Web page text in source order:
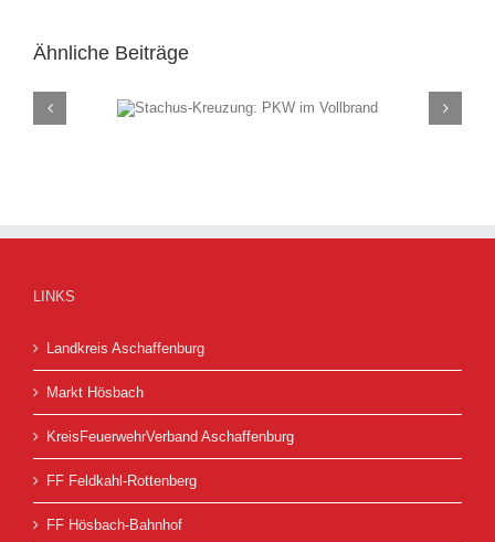
Ähnliche Beiträge
PKW im
LINKS
Landkreis Aschaffenburg
Markt Hösbach
KreisFeuerwehrVerband Aschaffenburg
FF Feldkahl-Rottenberg
FF Hösbach-Bahnhof